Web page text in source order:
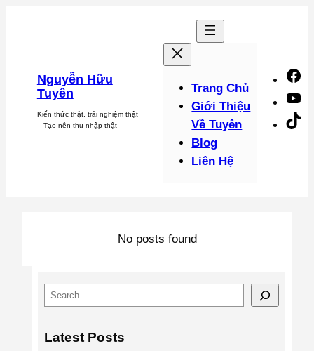
Nguyễn Hữu
Tuyên
Kiến thức thật, trải nghiệm thật
– Tạo nên thu nhập thật
Trang Chủ
Giới Thiệu
Về Tuyên
Blog
Liên Hệ
No posts found
S
e
Latest Posts